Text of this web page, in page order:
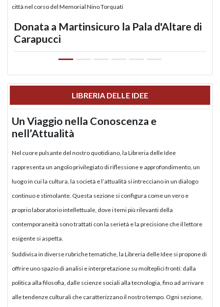
città nel corso del Memorial Nino Torquati
Donata a Martinsicuro la Pala d'Altare di
Carapucci
LIBRERIA DELLE IDEE
Un Viaggio nella Conoscenza e
nell’Attualità
Nel cuore pulsante del nostro quotidiano, la Libreria delle Idee
rappresenta un angolo privilegiato di riflessione e approfondimento, un
luogo in cui la cultura, la società e l’attualità si intrecciano in un dialogo
continuo e stimolante. Questa sezione si configura come un vero e
proprio laboratorio intellettuale, dove i temi più rilevanti della
contemporaneità sono trattati con la serietà e la precisione che il lettore
esigente si aspetta.
Suddivisa in diverse rubriche tematiche, la Libreria delle Idee si propone di
offrire uno spazio di analisi e interpretazione su molteplici fronti: dalla
politica alla filosofia, dalle scienze sociali alla tecnologia, fino ad arrivare
alle tendenze culturali che caratterizzano il nostro tempo. Ogni sezione,